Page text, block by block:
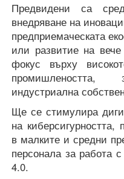
Предвидени са
внедряване на
предприемаческата
или развитие на
фокус върху
индустриална
Ще се стимулира
на киберсигурността,
в малките и средни
персонала за работа
4.0.